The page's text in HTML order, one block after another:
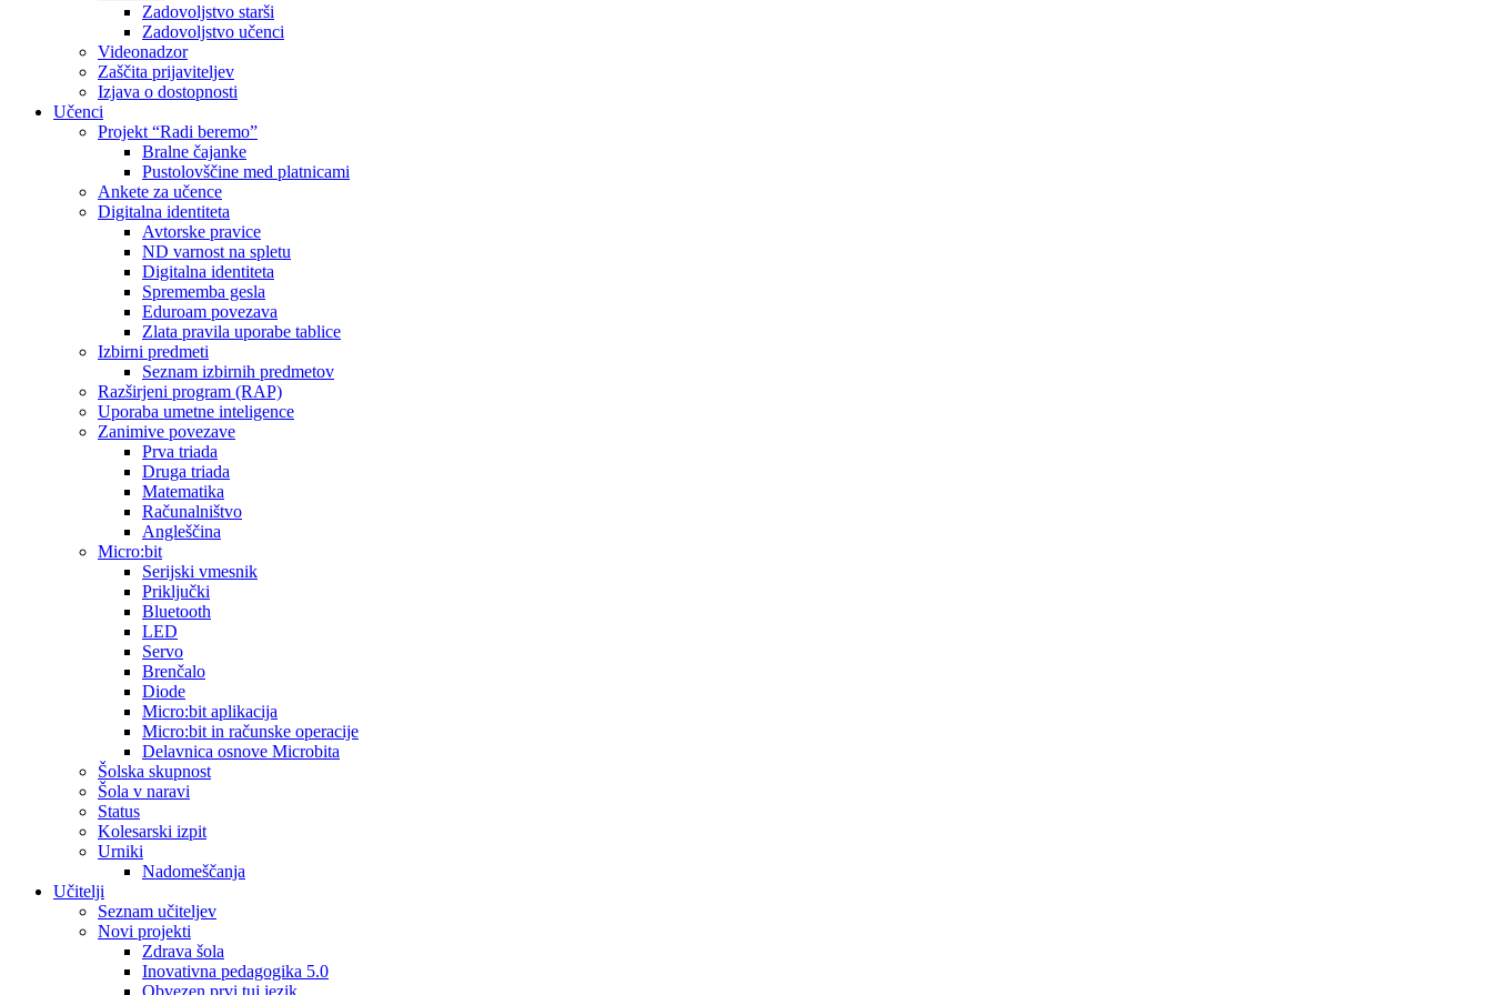
Zadovoljstvo starši
Zadovoljstvo učenci
Videonadzor
Zaščita prijaviteljev
Izjava o dostopnosti
Učenci
Projekt “Radi beremo”
Bralne čajanke
Pustolovščine med platnicami
Ankete za učence
Digitalna identiteta
Avtorske pravice
ND varnost na spletu
Digitalna identiteta
Sprememba gesla
Eduroam povezava
Zlata pravila uporabe tablice
Izbirni predmeti
Seznam izbirnih predmetov
Razširjeni program (RAP)
Uporaba umetne inteligence
Zanimive povezave
Prva triada
Druga triada
Matematika
Računalništvo
Angleščina
Micro:bit
Serijski vmesnik
Priključki
Bluetooth
LED
Servo
Brenčalo
Diode
Micro:bit aplikacija
Micro:bit in računske operacije
Delavnica osnove Microbita
Šolska skupnost
Šola v naravi
Status
Kolesarski izpit
Urniki
Nadomeščanja
Učitelji
Seznam učiteljev
Novi projekti
Zdrava šola
Inovativna pedagogika 5.0
Obvezen prvi tuj jezik